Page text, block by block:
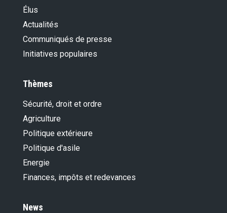
Élus
Actualités
Communiqués de presse
Initiatives populaires
Thèmes
Sécurité, droit et ordre
Agriculture
Politique extérieure
Politique d'asile
Energie
Finances, impôts et redevances
News